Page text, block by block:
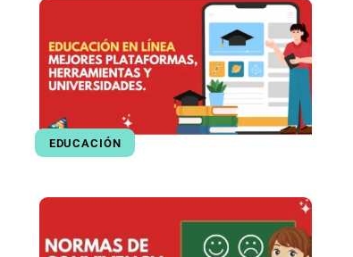
EDUCACIÓN